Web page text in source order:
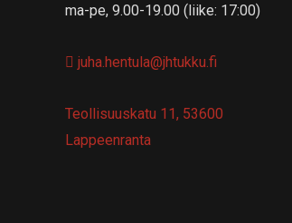
ma-pe, 9.00-19.00 (liike: 17:00)
juha.hentula@jhtukku.fi
Teollisuuskatu 11, 53600
Lappeenranta